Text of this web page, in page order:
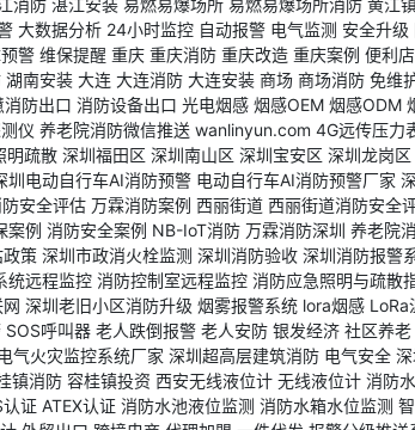
消防 湛江安装 易燃易爆场所 易燃易爆场所消防 黄江
大数据分析 24小时监控 自动报警 电气监测 安全升级
警 维保提醒 重庆 重庆消防 重庆改造 重庆案例 便利店
湖南安装 大连 大连消防 大连安装 商场 商场消防 免维
消防出口 消防设备出口 光电烟感 烟感OEM 烟感ODM
仪 养老院消防微信推送 wanlinyun.com 4G远传压力
明疏散 深圳福田区 深圳南山区 深圳宝安区 深圳龙岗区
圳电动自行车AI消防预警 电动自行车AI消防预警厂家
安全评估 万霖消防案例 西丽街道 西丽街道消防安全
案例 消防安全案例 NB-IoT消防 万霖消防深圳 养老院
策 深圳市政消火栓监测 深圳消防验收 深圳消防报警
统远程监控 消防控制室远程监控 消防应急照明与疏散
深圳老旧小区消防升级 烟雾报警系统 lora烟感 LoRa
SOS呼叫器 老人跌倒报警 老人安防 银发经济 社区养老
气火灾监控系统厂家 深圳超高层建筑消防 电气安全
镇消防 容桂镇投资 西安无线液位计 无线液位计 消防
认证 ATEX认证 消防水池液位监测 消防水箱水位监测